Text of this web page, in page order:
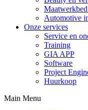
Automotive
Onze services
Service en
Training
GIA APP
Software
Project
Huurkoop
Main Menu